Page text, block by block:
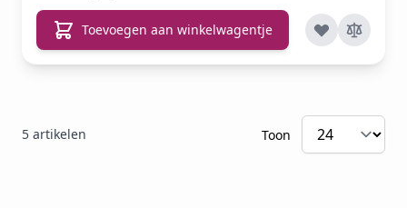
Toevoegen aan winkelwagentje
5 artikelen Toon